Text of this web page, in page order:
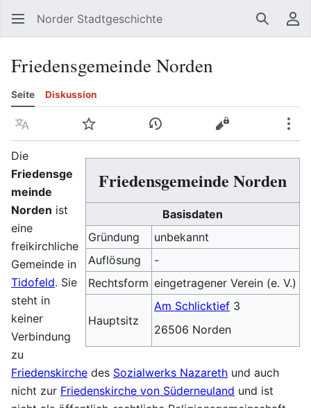
Norder Stadtgeschichte Suchen
Friedensgemeinde Norden
Seite Diskussion
Sprache Beobachten Versionsgeschichte
Quelltext
Friedensgemeinde Norden
Basisdaten
Gründung
unbekannt
Auflösung
-
Rechtsform eingetragener Verein (e. V.)
Hauptsitz
Am Schlicktief 3
26506 Norden
Die
Friedensge
meinde
Norden ist
eine
freikirchliche
Gemeinde in
Tidofeld. Sie
steht in
keiner
Verbindung
zu
Friedenskirche des Sozialwerks Nazareth und auch
nicht zur Friedenskirche von Süderneuland und ist